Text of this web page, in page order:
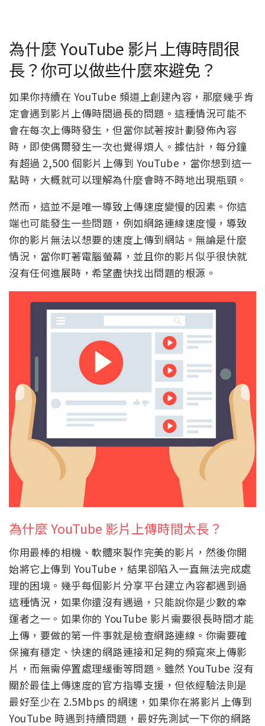
為什麼 YouTube 影片上傳時間很
長？你可以做些什麼來避免？
如果你持續在 YouTube 頻道上創建內容，那麼幾乎肯
定會遇到影片上傳時間過長的問題。這種情況可能不
會在每次上傳時發生，但當你試著按計劃發佈內容
時，即使偶爾發生一次也覺得煩人。據估計，每分鐘
有超過 2,500 個影片上傳到 YouTube，當你想到這一
點時，大概就可以理解為什麼會時不時地出現瓶頸。
然而，這並不是唯一導致上傳速度變慢的因素。你這
端也可能發生一些問題，例如網路連線速度慢，導致
你的影片無法以想要的速度上傳到網站。無論是什麼
情況，當你盯著電腦螢幕，並且你的影片似乎很快就
沒有任何進展時，希望盡快找出問題的根源。
為什麼 YouTube 影片上傳時間太長？
你用最棒的相機、軟體來製作完美的影片，然後你開
始將它上傳到 YouTube，結果卻陷入一直無法完成處
理的困境。幾乎每個影片分享平台建立內容都遇到過
這種情況，如果你還沒有遇過，只能說你是少數的幸
運者之一。如果你的 YouTube 影片需要很長時間才能
上傳，要做的第一件事就是檢查網路連線。你需要確
保擁有穩定、快速的網路連接和足夠的頻寬來上傳影
片，而無需停置處理緩衝等問題。雖然 YouTube 沒有
關於最佳上傳速度的官方指導支援，但依經驗法則是
最好至少在 2.5Mbps 的網速，如果你在將影片上傳到
YouTube 時遇到持續問題，最好先測試一下你的網路